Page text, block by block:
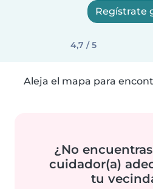
Regístrate
4,7 / 5
Aleja el mapa para
¿No
cuidador(a)
tu